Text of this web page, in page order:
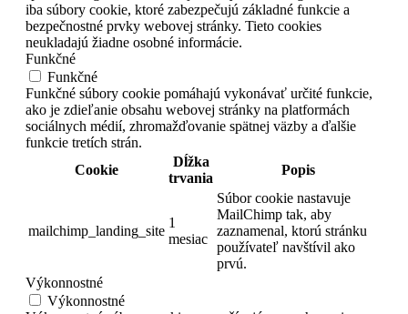
iba súbory cookie, ktoré zabezpečujú základné funkcie a
bezpečnostné prvky webovej stránky. Tieto cookies
neukladajú žiadne osobné informácie.
Funkčné
Funkčné
Funkčné súbory cookie pomáhajú vykonávať určité funkcie,
ako je zdieľanie obsahu webovej stránky na platformách
sociálnych médií, zhromažďovanie spätnej väzby a ďalšie
funkcie tretích strán.
Cookie
Dĺžka
trvania
Popis
mailchimp_landing_site
1
mesiac
Súbor cookie nastavuje
MailChimp tak, aby
zaznamenal, ktorú stránku
používateľ navštívil ako
prvú.
Výkonnostné
Výkonnostné